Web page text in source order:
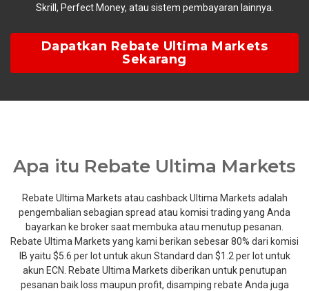
Skrill, Perfect Money, atau sistem pembayaran lainnya.
Dapatkan Rebate Ultima Markets
Sekarang
Apa itu Rebate Ultima Markets
Rebate Ultima Markets atau cashback Ultima Markets adalah
pengembalian sebagian spread atau komisi trading yang Anda
bayarkan ke broker saat membuka atau menutup pesanan.
Rebate Ultima Markets yang kami berikan sebesar 80% dari komisi
IB yaitu $5.6 per lot untuk akun Standard dan $1.2 per lot untuk
akun ECN. Rebate Ultima Markets diberikan untuk penutupan
pesanan baik loss maupun profit, disamping rebate Anda juga